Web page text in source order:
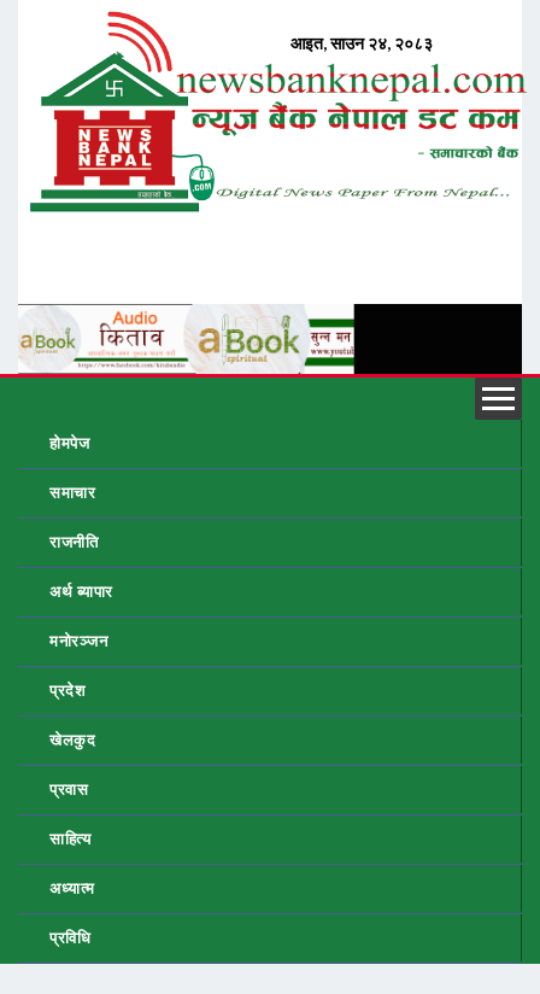
होमपेज
समाचार
राजनीति
अर्थ ब्यापार
मनोरञ्जन
प्रदेश
खेलकुद
प्रवास
साहित्य
अध्यात्म
प्रविधि